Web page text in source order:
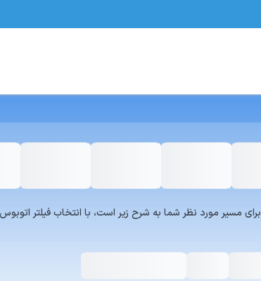
لیست سرویس‌های سفر۷۲۴ برای مسیر مورد نظر شما به شرح زیر است، با